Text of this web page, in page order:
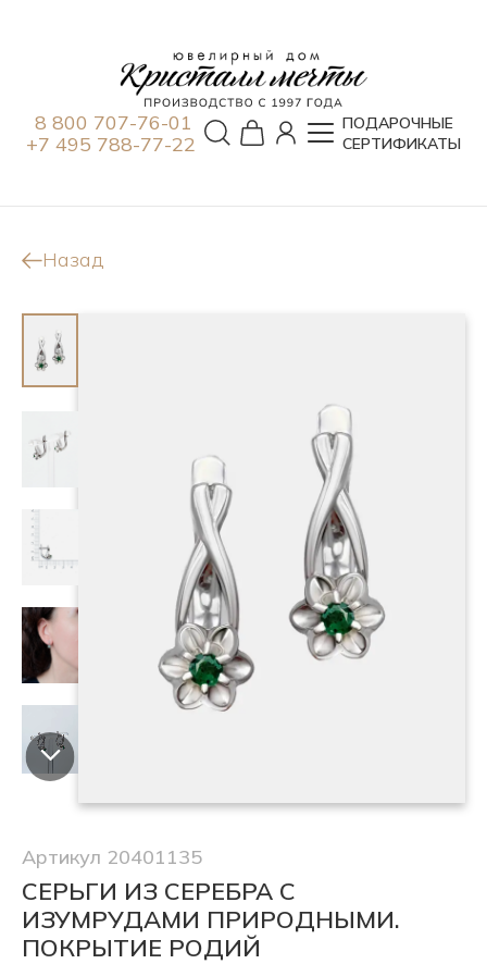
8 800 707-76-01
+7 495 788-77-22
ПОДАРОЧНЫЕ
СЕРТИФИКАТЫ
Назад
Артикул 20401135
СЕРЬГИ ИЗ СЕРЕБРА С
ИЗУМРУДАМИ ПРИРОДНЫМИ.
ПОКРЫТИЕ РОДИЙ